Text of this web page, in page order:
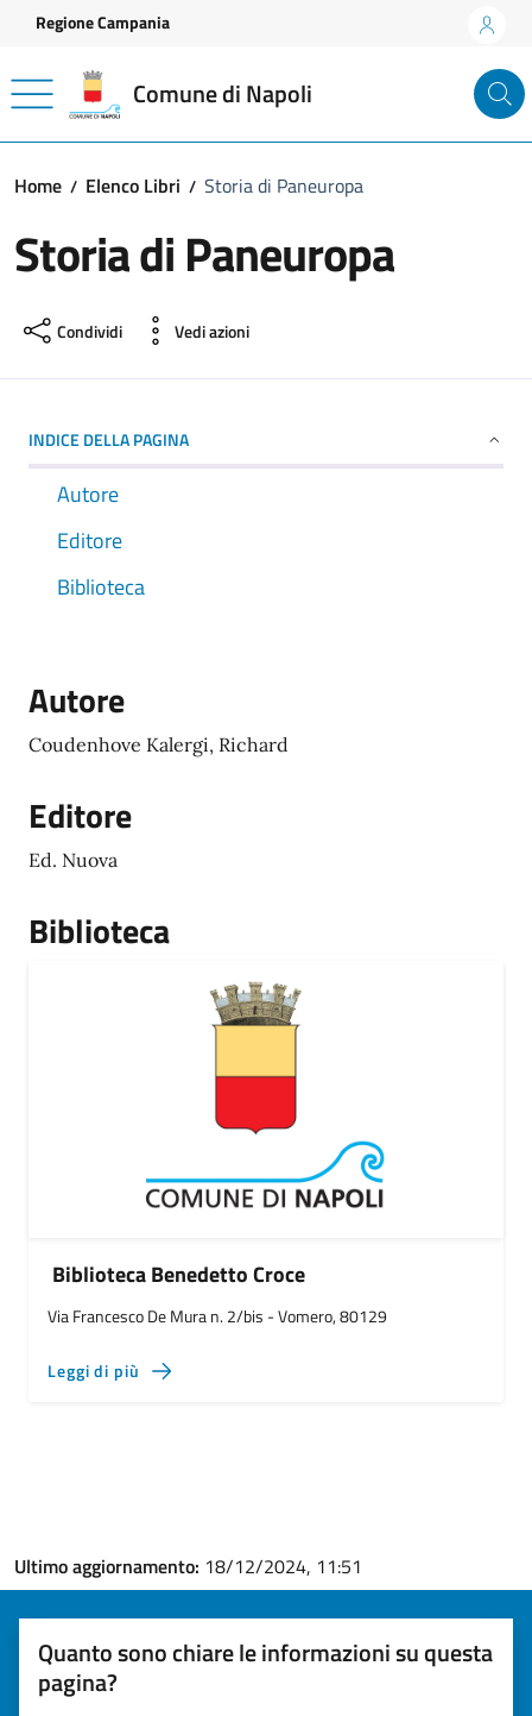
Vai ai contenuti
Vai al footer
Regione Campania
Comune di Napoli
Home Elenco Libri Storia di Paneuropa
Storia di Paneuropa
Condividi Vedi azioni
INDICE DELLA PAGINA
Autore
Editore
Biblioteca
Autore
Coudenhove Kalergi, Richard
Editore
Ed. Nuova
Biblioteca
Biblioteca Benedetto Croce
Via Francesco De Mura n. 2/bis - Vomero, 80129
Leggi di più
Ultimo aggiornamento: 18/12/2024, 11:51
Quanto sono chiare le informazioni su questa
pagina?